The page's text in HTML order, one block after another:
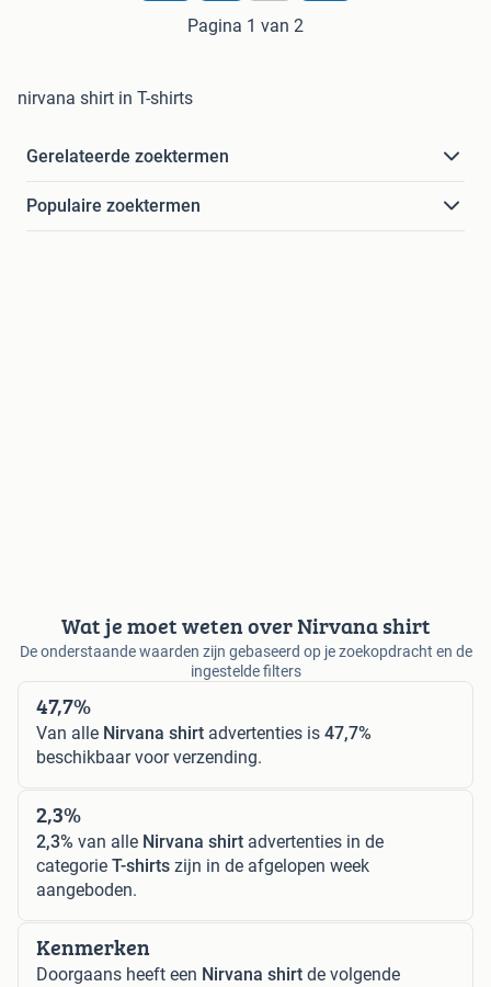
Pagina 1 van 2
nirvana shirt in T-shirts
Gerelateerde zoektermen
Populaire zoektermen
Wat je moet weten over Nirvana shirt
De onderstaande waarden zijn gebaseerd op je zoekopdracht en de
ingestelde filters
47,7%
Van alle Nirvana shirt advertenties is 47,7%
beschikbaar voor verzending.
2,3%
2,3% van alle Nirvana shirt advertenties in de
categorie T-shirts zijn in de afgelopen week
aangeboden.
Kenmerken
Doorgaans heeft een Nirvana shirt de volgende